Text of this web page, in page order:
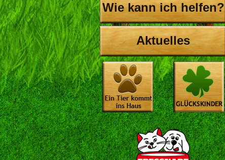
Wie kann ich helfen?
Aktuelles